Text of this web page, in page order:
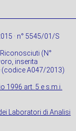
· n° 5545/01/S
(N°
inserita
(codice A047/2013)
1996 art. 5 e s.m.i.
Laboratori di Analisi